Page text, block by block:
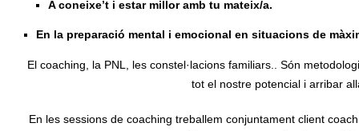
A coneixe’t i estar millor amb tu mateix/a.
En la preparació mental i emocional en situacions de
El coaching, la PNL, les constel·lacions familiars.. Són
tot el nostre potencial i arribar
En les sessions de coaching treballem conjuntament client